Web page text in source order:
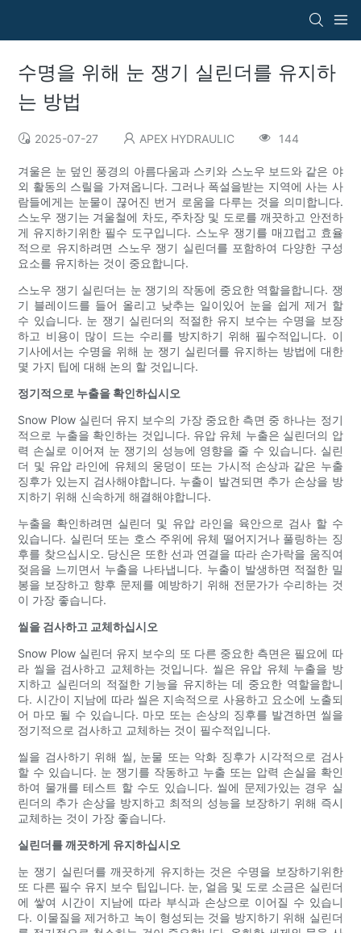
수명을 위해 눈 쟁기 실린더를 유지하
는 방법
2025-07-27 APEX HYDRAULIC 144
겨울은 눈 덮인 풍경의 아름다움과 스키와 스노우 보드와 같은 야
외 활동의 스릴을 가져옵니다. 그러나 폭설을받는 지역에 사는 사
람들에게는 눈물이 끊어진 번거 로움을 다루는 것을 의미합니다.
스노우 쟁기는 겨울철에 차도, 주차장 및 도로를 깨끗하고 안전하
게 유지하기위한 필수 도구입니다. 스노우 쟁기를 매끄럽고 효율
적으로 유지하려면 스노우 쟁기 실린더를 포함하여 다양한 구성
요소를 유지하는 것이 중요합니다.
스노우 쟁기 실린더는 눈 쟁기의 작동에 중요한 역할을합니다. 쟁
기 블레이드를 들어 올리고 낮추는 일이있어 눈을 쉽게 제거 할
수 있습니다. 눈 쟁기 실린더의 적절한 유지 보수는 수명을 보장
하고 비용이 많이 드는 수리를 방지하기 위해 필수적입니다. 이
기사에서는 수명을 위해 눈 쟁기 실린더를 유지하는 방법에 대한
몇 가지 팁에 대해 논의 할 것입니다.
정기적으로 누출을 확인하십시오
Snow Plow 실린더 유지 보수의 가장 중요한 측면 중 하나는 정기
적으로 누출을 확인하는 것입니다. 유압 유체 누출은 실린더의 압
력 손실로 이어져 눈 쟁기의 성능에 영향을 줄 수 있습니다. 실린
더 및 유압 라인에 유체의 웅덩이 또는 가시적 손상과 같은 누출
징후가 있는지 검사해야합니다. 누출이 발견되면 추가 손상을 방
지하기 위해 신속하게 해결해야합니다.
누출을 확인하려면 실린더 및 유압 라인을 육안으로 검사 할 수
있습니다. 실린더 또는 호스 주위에 유체 떨어지거나 풀링하는 징
후를 찾으십시오. 당신은 또한 선과 연결을 따라 손가락을 움직여
젖음을 느끼면서 누출을 나타냅니다. 누출이 발생하면 적절한 밀
봉을 보장하고 향후 문제를 예방하기 위해 전문가가 수리하는 것
이 가장 좋습니다.
씰을 검사하고 교체하십시오
Snow Plow 실린더 유지 보수의 또 다른 중요한 측면은 필요에 따
라 씰을 검사하고 교체하는 것입니다. 씰은 유압 유체 누출을 방
지하고 실린더의 적절한 기능을 유지하는 데 중요한 역할을합니
다. 시간이 지남에 따라 씰은 지속적으로 사용하고 요소에 노출되
어 마모 될 수 있습니다. 마모 또는 손상의 징후를 발견하면 씰을
정기적으로 검사하고 교체하는 것이 필수적입니다.
씰을 검사하기 위해 씰, 눈물 또는 악화 징후가 시각적으로 검사
할 수 있습니다. 눈 쟁기를 작동하고 누출 또는 압력 손실을 확인
하여 물개를 테스트 할 수도 있습니다. 씰에 문제가있는 경우 실
린더의 추가 손상을 방지하고 최적의 성능을 보장하기 위해 즉시
교체하는 것이 가장 좋습니다.
실린더를 깨끗하게 유지하십시오
눈 쟁기 실린더를 깨끗하게 유지하는 것은 수명을 보장하기위한
또 다른 필수 유지 보수 팁입니다. 눈, 얼음 및 도로 소금은 실린더
에 쌓여 시간이 지남에 따라 부식과 손상으로 이어질 수 있습니
다. 이물질을 제거하고 녹이 형성되는 것을 방지하기 위해 실린더